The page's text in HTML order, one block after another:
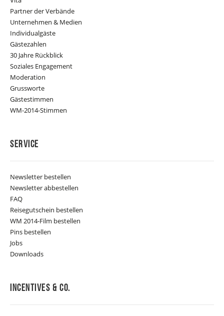
Partner der Verbände
Unternehmen & Medien
Individualgäste
Gästezahlen
30 Jahre Rückblick
Soziales Engagement
Moderation
Grussworte
Gästestimmen
WM-2014-Stimmen
Service
Newsletter bestellen
Newsletter abbestellen
FAQ
Reisegutschein bestellen
WM 2014-Film bestellen
Pins bestellen
Jobs
Downloads
Incentives & Co.